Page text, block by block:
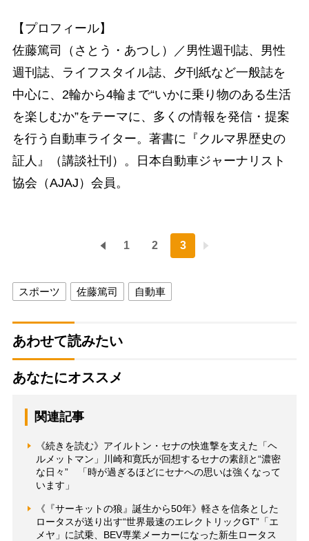
【プロフィール】
佐藤篤司（さとう・あつし）／男性週刊誌、男性
週刊誌、ライフスタイル誌、夕刊紙など一般誌を
中心に、2輪から4輪まで“いかに乗り物のある生活
を楽しむか”をテーマに、多くの情報を発信・提案
を行う自動車ライター。著書に『クルマ界歴史の
証人』（講談社刊）。日本自動車ジャーナリスト
協会（AJAJ）会員。
1 2 3
スポーツ 佐藤篤司 自動車
あわせて読みたい
あなたにオススメ
関連記事
《続きを読む》アイルトン・セナの快進撃を支えた「ヘ
ルメットマン」川崎和寛氏が回想するセナの素顔と“濃密
な日々” 「時が過ぎるほどにセナへの思いは強くなって
います」
《『サーキットの狼』誕生から50年》軽さを信条とした
ロータスが送り出す“世界最速のエレクトリックGT”「エ
メヤ」に試乗、BEV専業メーカーになった新生ロータス